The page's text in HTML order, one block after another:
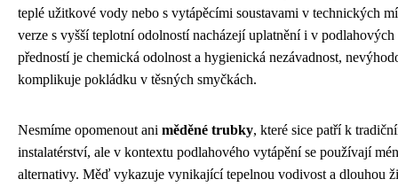
teplé užitkové vody nebo s vytápěcími soustavami v technických
verze s vyšší teplotní odolností nacházejí uplatnění i v
předností je chemická odolnost a hygienická nezávadnost,
komplikuje pokládku v těsných smyčkách.
Nesmíme opomenout ani měděné trubky, které sice patří k
instalatérství, ale v kontextu podlahového vytápění se používají
alternativy. Měď vykazuje vynikající tepelnou vodivost a dlouhou